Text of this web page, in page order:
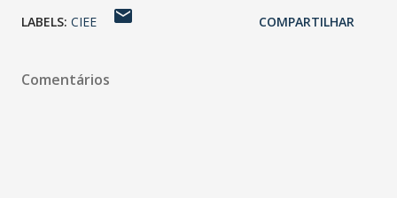
LABELS: CIEE COMPARTILHAR
Comentários